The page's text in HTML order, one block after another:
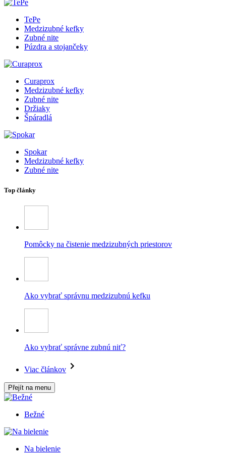
TePe
Medzizubné kefky
Zubné nite
Púzdra a stojančeky
Curaprox
Medzizubné kefky
Zubné nite
Držiaky
Špáradlá
Spokar
Medzizubné kefky
Zubné nite
Top články
Pomôcky na čistenie medzizubných priestorov
Ako vybrať správnu medzizubnú kefku
Ako vybrať správne zubnú niť?
Viac článkov
Přejít na menu
Bežné
Na bielenie